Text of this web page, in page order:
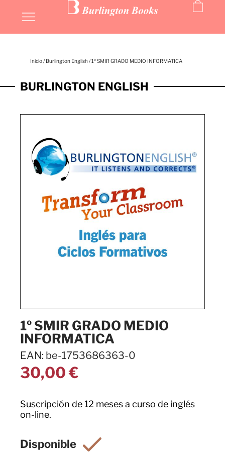
Inicio/ Burlington English/ 1º SMIR GRADO MEDIO INFORMATICA
BURLINGTON ENGLISH
1º SMIR GRADO MEDIO
INFORMATICA
EAN: be-1753686363-0
30,00€
Suscripción de 12 meses a curso de inglés
on-line.